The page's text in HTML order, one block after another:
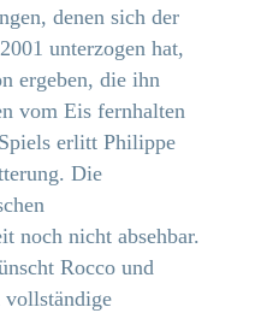
denen sich der
unterzogen hat,
ergeben, die ihn
vom Eis fernhalten
erlitt Philippe
Die
noch nicht absehbar.
Rocco und
vollständige